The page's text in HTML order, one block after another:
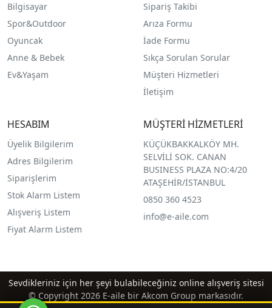
Bilgisayar
Spor&Outdoor
Oyuncak
Anne & Bebek
Ev&Yaşam
Sipariş Takibi
Arıza Formu
İade Formu
Sıkça Sorulan Sorular
Müşteri Hizmetleri
İletişim
HESABIM
Üyelik Bilgilerim
Adres Bilgilerim
Siparişlerim
Stok Alarm Listem
Alışveriş Listem
Fiyat Alarm Listem
MÜŞTERİ HİZMETLERİ
KÜÇÜKBAKKALKÖY MH.
SELVİLİ SOK. CANAN
BUSINESS PLAZA NO:4/20
ATAŞEHİR/İSTANBUL
0850 360 4523
info@e-aile.com
Sevdikleriniz için her şeyi bulabileceğiniz online alışveriş sitesi
© Copyright 2026 E-aile bir Akcom Group markasıdır.